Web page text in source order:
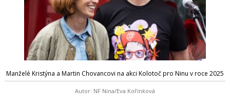
Manželé Kristýna a Martin Chovancovi na akci Kolotoč pro Ninu v roce 2025
Autor: NF Nina/Eva Kořínková